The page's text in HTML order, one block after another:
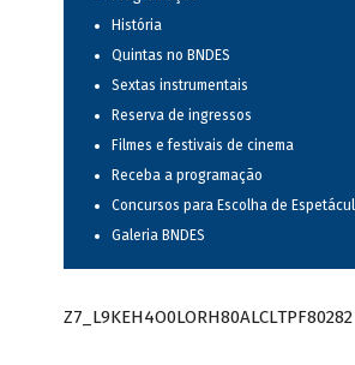
História
Quintas no BNDES
Sextas instrumentais
Reserva de ingressos
Filmes e festivais de cinema
Receba a programação
Concursos para Escolha de
Galeria BNDES
Z7_L9KEH4O0LORH80ALCLTPF80282